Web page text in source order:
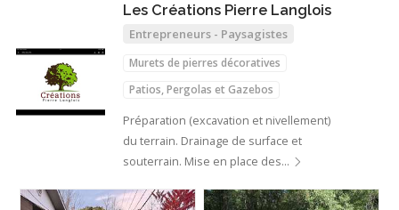
Les Créations Pierre Langlois
Entrepreneurs - Paysagistes
Murets de pierres décoratives
Patios, Pergolas et Gazebos
Tonnelles
Préparation (excavation et nivellement)
du terrain. Drainage de surface et
souterrain. Mise en place des…